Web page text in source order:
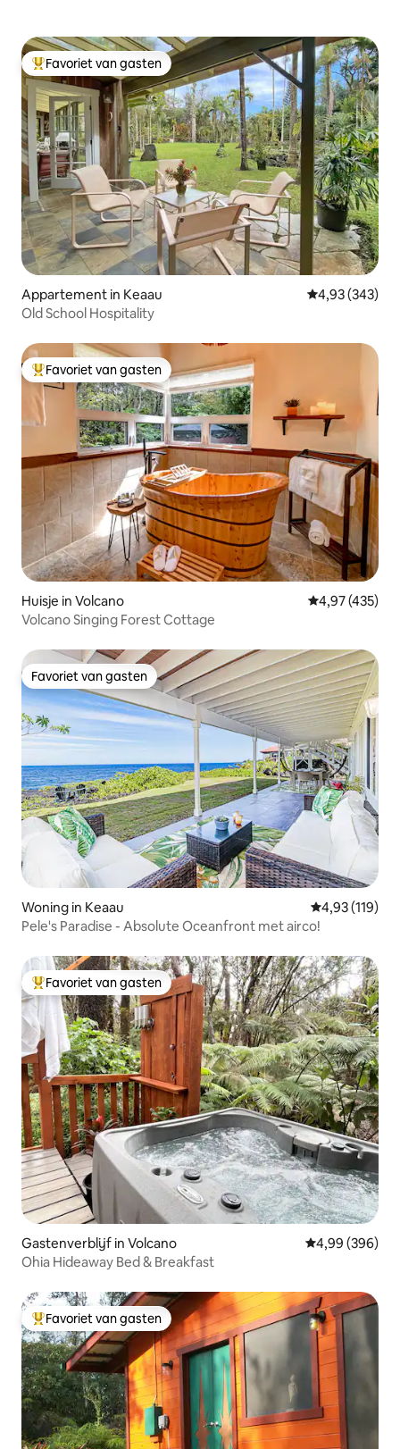
Topfavoriet van gasten
Favoriet van gasten
Appartement in Keaau Gemiddelde
4,93 (343)
Old School Hospitality
Topfavoriet van gasten
Favoriet van gasten
Huisje in Volcano Gemiddelde
4,97 (435)
Volcano Singing Forest Cottage
Favoriet van gasten
Favoriet van gasten
Woning in Keaau Gemiddelde
4,93 (119)
Pele's Paradise - Absolute Oceanfront met airco!
Topfavoriet van gasten
Favoriet van gasten
Gastenverblijf in Volcano Gemiddelde
4,99 (396)
Ohia Hideaway Bed & Breakfast
Topfavoriet van gasten
Favoriet van gasten